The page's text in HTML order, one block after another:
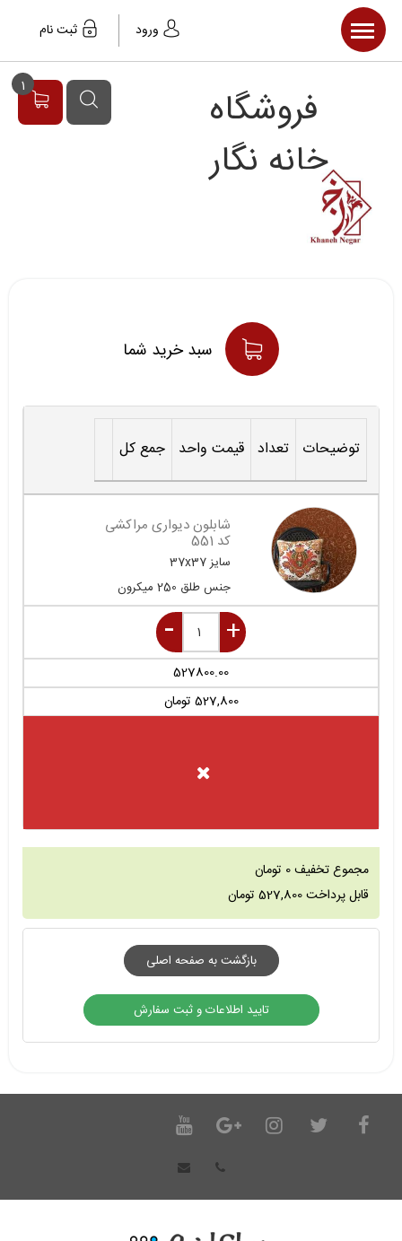
صفحه اصلی
محصولات
ورود ثبت نام
فروشگاه
خانه نگار
1
سبد خريد شما
توضیحات تعداد قیمت واحد جمع کل
شابلون دیواری مراکشی
کد 551
سایز37x37
جنسطلق 250 میکرون
527800.00
527,800 تومان
مجموع تخفیف0 تومان
قابل پرداخت527,800 تومان